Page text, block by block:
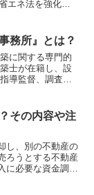
エネ法を強化す
あり、各構造の断
が規定されると
でさらに大幅に強
れていくのは、各
るからである。
務所』とは？
に関する専門的
士が在籍し、設
導監督、調査、
定の実務経験を
士として都道府
ならない。
設計、工事監
工事の指導監
、鑑定、建築に
その内容や注
し、別の不動産の
ろうとする不動産
に必要な資金調達